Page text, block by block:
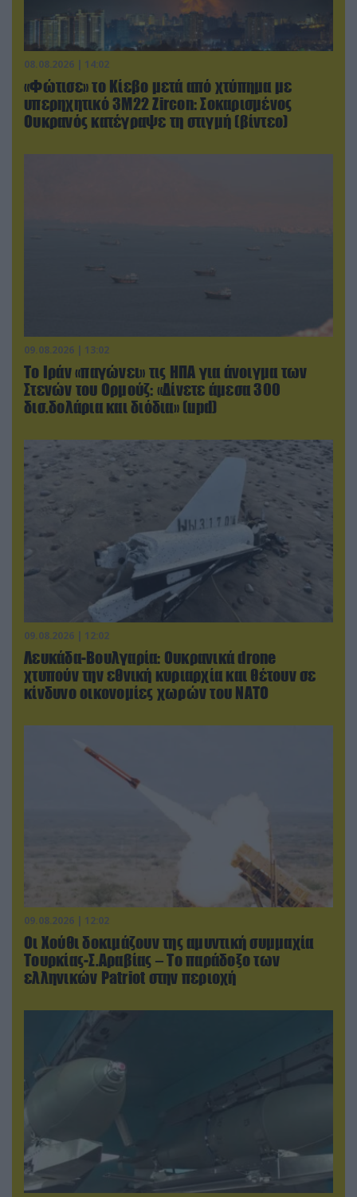
08.08.2026 | 14:02
«Φώτισε» το Κίεβο μετά από χτύπημα με
υπερηχητικό 3M22 Zircon: Σοκαρισμένος
Ουκρανός κατέγραψε τη στιγμή (βίντεο)
09.08.2026 | 13:02
Το Ιράν «παγώνει» τις ΗΠΑ για άνοιγμα των
Στενών του Ορμούζ: «Δίνετε άμεσα 300
δισ.δολάρια και διόδια» (upd)
09.08.2026 | 12:02
Λευκάδα-Βουλγαρία: Ουκρανικά drone
χτυπούν την εθνική κυριαρχία και θέτουν σε
κίνδυνο οικονομίες χωρών του ΝΑΤΟ
09.08.2026 | 12:02
Οι Χούθι δοκιμάζουν της αμυντική συμμαχία
Τουρκίας-Σ.Αραβίας – Το παράδοξο των
ελληνικών Patriot στην περιοχή